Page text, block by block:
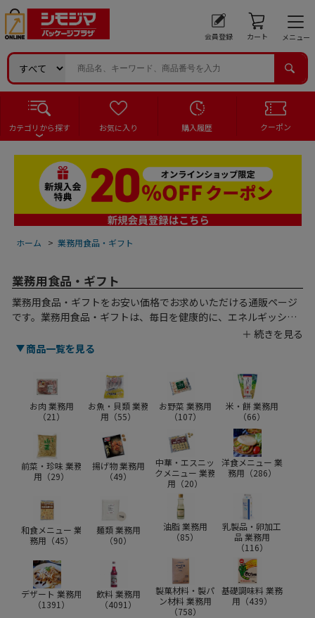
会員登録 カート メニュー
カテゴリから探す お気に入り 購入履歴 クーポン
ホーム > 業務用食品・ギフト
業務用食品・ギフト
業務用食品・ギフトをお安い価格でお求めいただける通販ページ
です。業務用食品・ギフトは、毎日を健康的に、エネルギッシュ
に過ごすためには欠かせないもの。シモジマでは、日々の食卓を
彩る料理の材料や、こだわりのお菓子作りやパン作りにおすすめ
トランなどの様々な業種をはじめ、家庭用としてもおすすめの食
品が勢揃い！冷凍のものは日持ちするうえ味をキープしてくれる
のがうれしいポイント。米や肉、魚といったプロの職人に人気の
業務用食品を種類豊富に扱っています。
商品一覧を見る
お肉 業務用
（21 ）
お魚・貝類 業務
用（55）
お野菜 業務用
（107）
米・餅 業務用
（66）
前菜・珍味 業務
用（29）
揚げ物 業務用
（49）
中華・エスニッ
クメニュー 業務
用（20）
洋食メニュー 業
務用（286）
和食メニュー 業
務用（45）
麺類 業務用
（90）
油脂 業務用
（85）
乳製品・卵加工
品 業務用
（116）
デザート 業務用
（1391 ）
飲料 業務用
（4091 ）
製菓材料・製パ
ン材料 業務用
（758）
基礎調味料 業務
用（439）